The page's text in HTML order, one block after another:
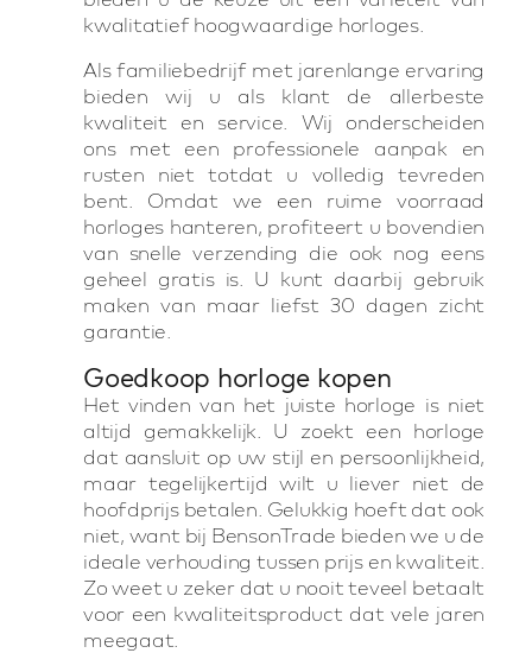
kwalitatief hoogwaardige horloges.
Als familiebedrijf met jarenlange ervaring
bieden wij u als klant de allerbeste
kwaliteit en service. Wij onderscheiden
ons met een professionele aanpak en
rusten niet totdat u volledig tevreden
bent. Omdat we een ruime voorraad
horloges hanteren, profiteert u bovendien
van snelle verzending die ook nog eens
geheel gratis is. U kunt daarbij gebruik
maken van maar liefst 30 dagen zicht
garantie.
Goedkoop horloge kopen
Het vinden van het juiste horloge is niet
altijd gemakkelijk. U zoekt een horloge
dat aansluit op uw stijl en persoonlijkheid,
maar tegelijkertijd wilt u liever niet de
hoofdprijs betalen. Gelukkig hoeft dat ook
niet, want bij BensonTrade bieden we u de
ideale verhouding tussen prijs en kwaliteit.
Zo weet u zeker dat u nooit teveel betaalt
voor een kwaliteitsproduct dat vele jaren
meegaat.